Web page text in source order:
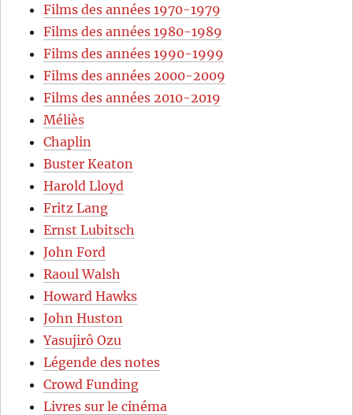
Films des années 1970-1979
Films des années 1980-1989
Films des années 1990-1999
Films des années 2000-2009
Films des années 2010-2019
Méliès
Chaplin
Buster Keaton
Harold Lloyd
Fritz Lang
Ernst Lubitsch
John Ford
Raoul Walsh
Howard Hawks
John Huston
Yasujirô Ozu
Légende des notes
Crowd Funding
Livres sur le cinéma